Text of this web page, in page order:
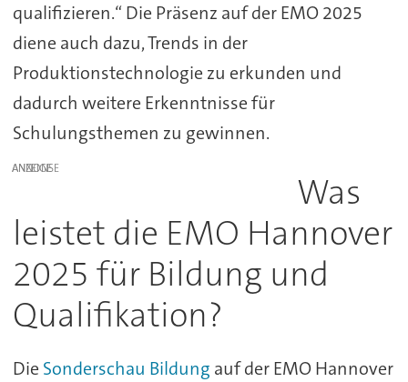
qualifizieren.“ Die Präsenz auf der EMO 2025
diene auch dazu, Trends in der
Produktionstechnologie zu erkunden und
dadurch weitere Erkenntnisse für
Schulungsthemen zu gewinnen.
ANZEIGE
Was
leistet die EMO Hannover
2025 für Bildung und
Qualifikation?
Die Sonderschau Bildung auf der EMO Hannover